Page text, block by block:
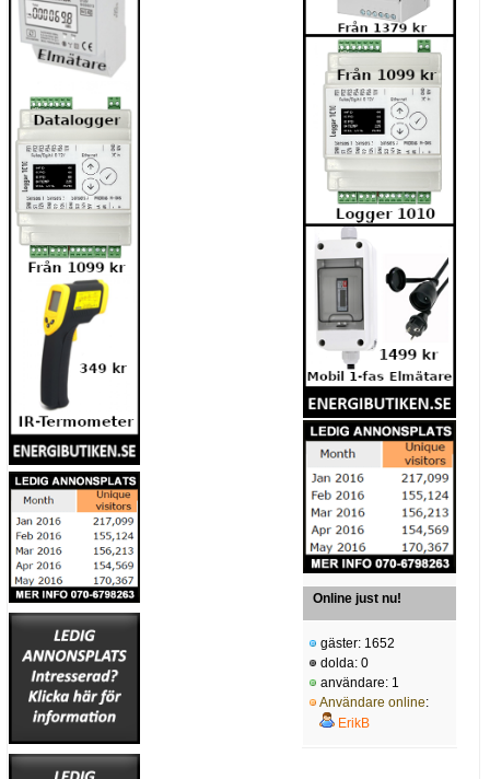
Online just nu!
gäster: 1652
dolda: 0
användare: 1
Användare online:
ErikB